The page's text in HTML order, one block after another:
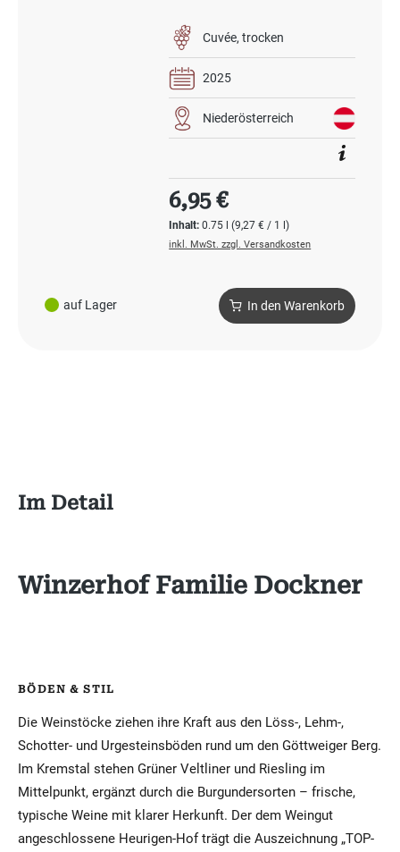
auf Lager
Cuvée trocken
2025
Niederösterreich
Inhalt:0.75 l(9,27 € / 1 l)
Regulärer Preis:
6,95 €
inkl. MwSt. zzgl. Versandkosten
In den Warenkorb
Im Detail
Winzerhof Familie Dockner
BÖDEN & STIL
Die Weinstöcke ziehen ihre Kraft aus den Löss-, Lehm-,
Schotter- und Urgesteinsböden rund um den Göttweiger Berg.
Im Kremstal stehen Grüner Veltliner und Riesling im
Mittelpunkt, ergänzt durch die Burgundersorten – frische,
typische Weine mit klarer Herkunft. Der dem Weingut
angeschlossene Heurigen-Hof trägt die Auszeichnung „TOP-